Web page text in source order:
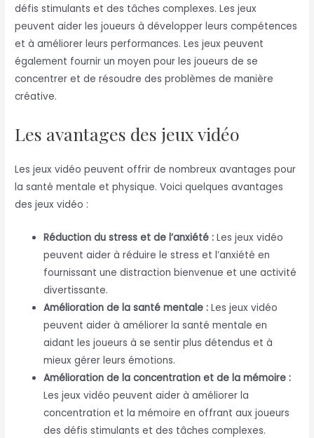
défis stimulants et des tâches complexes. Les jeux
peuvent aider les joueurs à développer leurs compétences
et à améliorer leurs performances. Les jeux peuvent
également fournir un moyen pour les joueurs de se
concentrer et de résoudre des problèmes de manière
créative.
Les avantages des jeux vidéo
Les jeux vidéo peuvent offrir de nombreux avantages pour
la santé mentale et physique. Voici quelques avantages
des jeux vidéo :
Réduction du stress et de l’anxiété : Les jeux vidéo
peuvent aider à réduire le stress et l’anxiété en
fournissant une distraction bienvenue et une activité
divertissante.
Amélioration de la santé mentale : Les jeux vidéo
peuvent aider à améliorer la santé mentale en
aidant les joueurs à se sentir plus détendus et à
mieux gérer leurs émotions.
Amélioration de la concentration et de la mémoire :
Les jeux vidéo peuvent aider à améliorer la
concentration et la mémoire en offrant aux joueurs
des défis stimulants et des tâches complexes.